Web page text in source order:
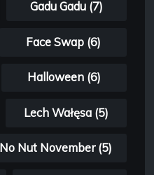
Gadu Gadu (7)
Face Swap (6)
Halloween (6)
Lech Wałęsa (5)
No Nut November (5)